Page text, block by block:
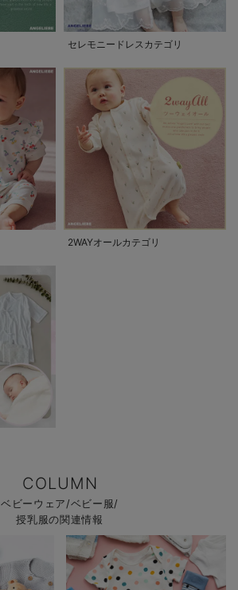
セレモニードレスカテゴリ
2WAYオールカテゴリ
COLUMN
ベビーウェア/ベビー服/
授乳服の関連情報